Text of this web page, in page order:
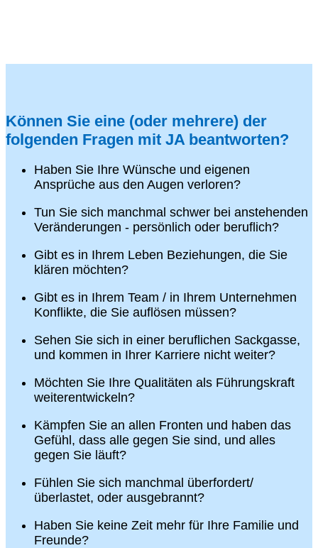
Können Sie eine (oder mehrere) der
folgenden Fragen mit JA beantworten?
Haben Sie Ihre Wünsche und eigenen
Ansprüche aus den Augen verloren?
Tun Sie sich manchmal schwer bei anstehenden
Veränderungen - persönlich oder beruflich?
Gibt es in Ihrem Leben Beziehungen, die Sie
klären möchten?
Gibt es in Ihrem Team / in Ihrem Unternehmen
Konflikte, die Sie auflösen müssen?
Sehen Sie sich in einer beruflichen Sackgasse,
und kommen in Ihrer Karriere nicht weiter?
Möchten Sie Ihre Qualitäten als Führungskraft
weiterentwickeln?
Kämpfen Sie an allen Fronten und haben das
Gefühl, dass alle gegen Sie sind, und alles
gegen Sie läuft?
Fühlen Sie sich manchmal überfordert/
überlastet, oder ausgebrannt?
Haben Sie keine Zeit mehr für Ihre Familie und
Freunde?